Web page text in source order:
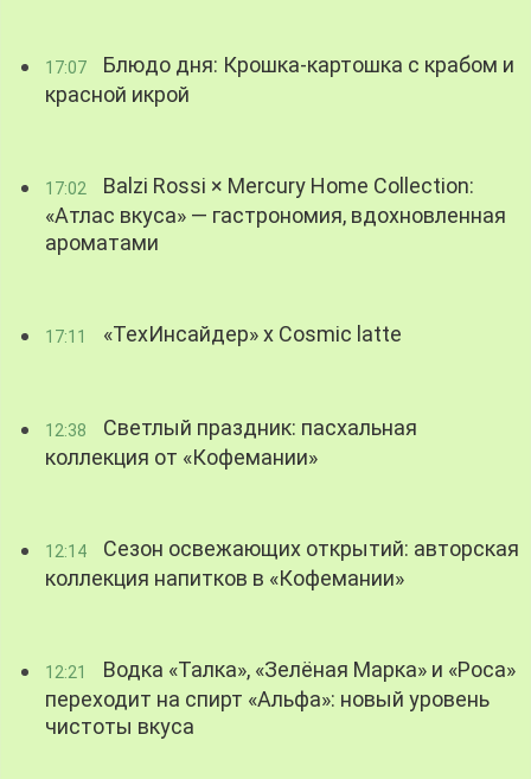
17:07
Блюдо дня: Крошка-картошка с крабом и
красной икрой
17:02
Balzi Rossi × Mercury Home Collection:
«Атлас вкуса» — гастрономия, вдохновленная
ароматами
17:11 «ТехИнсайдер» х Cosmic latte
12:38
Светлый праздник: пасхальная
коллекция от «Кофемании»
12:14
Сезон освежающих открытий: авторская
коллекция напитков в «Кофемании»
12:21
Водка «Талка», «Зелёная Марка» и «Роса»
переходит на спирт «Альфа»: новый уровень
чистоты вкуса